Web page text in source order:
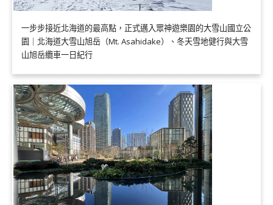
一步步接近北海道的最高點，正式邁入眾神遊樂園的大雪山國立公
園｜北海道大雪山旭岳（Mt. Asahidake）、冬天雪地健行與大雪
山旭岳纜車一日紀行